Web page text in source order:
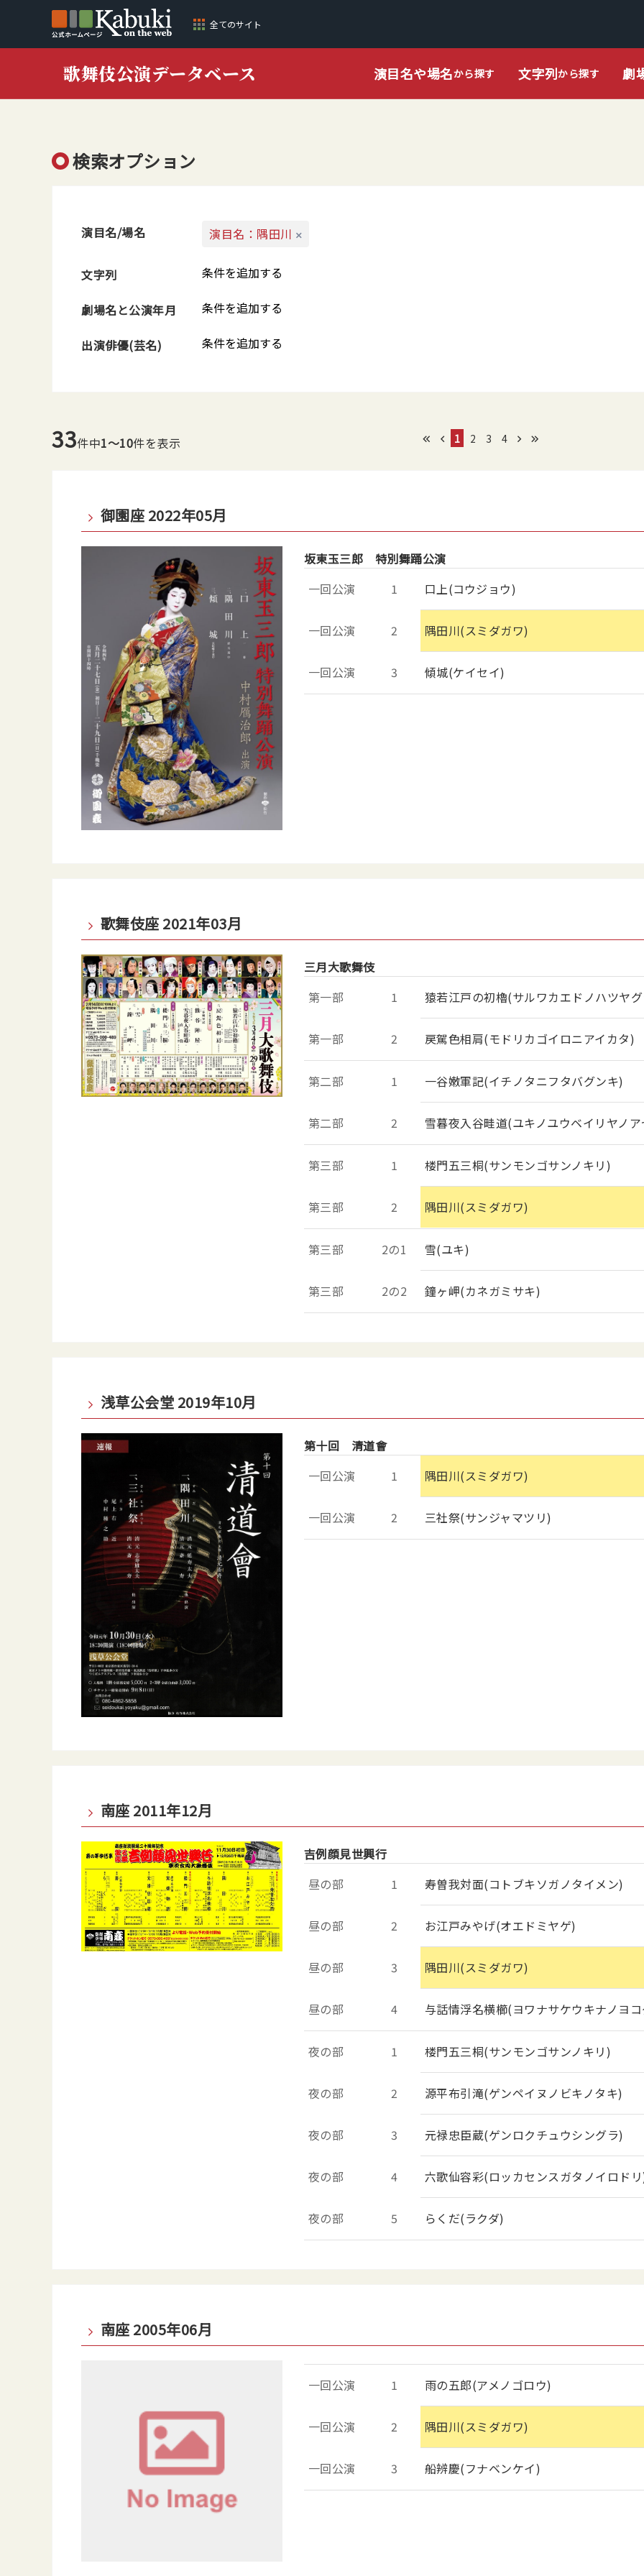
全てのサイト
歌舞伎公演データベース 演目名や場名から探す 文字列から探す 劇
検索オプション
演目名/場名 演目名：隅田川
文字列 条件を追加する
劇場名と公演年月 条件を追加する
出演俳優(芸名) 条件を追加する
33件中1～10件を表示 1 2 3 4
御園座 2022年05月
坂東玉三郎 特別舞踊公演
一回公演
1 口上(コウジョウ)
一回公演 2 隅田川(スミダガワ)
一回公演 3 傾城(ケイセイ)
歌舞伎座 2021年03月
三月大歌舞伎
第一部
1 猿若江戸の初櫓(サルワカエドノハツヤ
第一部 2 戻駕色相肩(モドリカゴイロニアイカタ)
第二部 1 一谷嫩軍記(イチノタニフタバグンキ)
第二部 2 雪暮夜入谷畦道(ユキノユウベイリヤノ
第三部 1 楼門五三桐(サンモンゴサンノキリ)
第三部 2 隅田川(スミダガワ)
第三部 2の1 雪(ユキ)
第三部 2の2 鐘ヶ岬(カネガミサキ)
浅草公会堂 2019年10月
第十回 清道會
一回公演
1 隅田川(スミダガワ)
一回公演 2 三社祭(サンジャマツリ)
南座 2011年12月
吉例顔見世興行
昼の部
1 寿曽我対面(コトブキソガノタイメン)
昼の部 2 お江戸みやげ(オエドミヤゲ)
昼の部 3 隅田川(スミダガワ)
昼の部 4 与話情浮名横櫛(ヨワナサケウキナノヨ
夜の部 1 楼門五三桐(サンモンゴサンノキリ)
夜の部 2 源平布引滝(ゲンペイヌノビキノタキ)
夜の部 3 元禄忠臣蔵(ゲンロクチュウシングラ)
夜の部 4 六歌仙容彩(ロッカセンスガタノイロド
夜の部 5 らくだ(ラクダ)
南座 2005年06月
一回公演 1 雨の五郎(アメノゴロウ)
一回公演 2 隅田川(スミダガワ)
一回公演 3 船辨慶(フナベンケイ)